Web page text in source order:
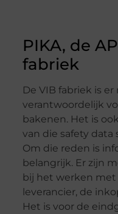
PIKA, de
fabriek
De VIB fabriek is er
verantwoordelijk
bakenen. Het is
van die safety
Om die reden is
belangrijk. Er zijn
bij het werken met
leverancier, de
Het is voor de